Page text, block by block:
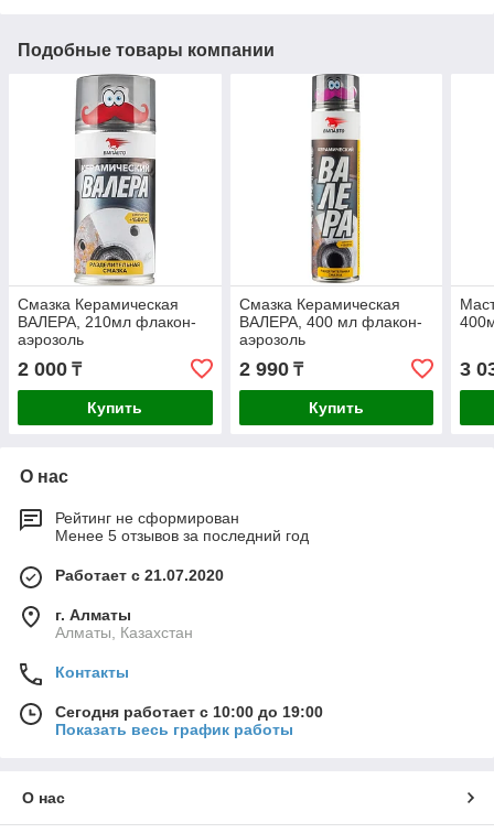
Подобные товары компании
Смазка Керамическая
ВАЛЕРА, 210мл флакон-
аэрозоль
2 000 ₸
Купить
Смазка Керамическая
ВАЛЕРА, 400 мл флакон-
аэрозоль
2 990₸
Купить
3
О нас
Рейтинг не сформирован
Менее 5 отзывов за последний год
Работает с 21.07.2020
г. Алматы
Алматы, Казахстан
Контакты
Сегодня работает с 10:00 до 19:00
Показать весь график работы
О нас